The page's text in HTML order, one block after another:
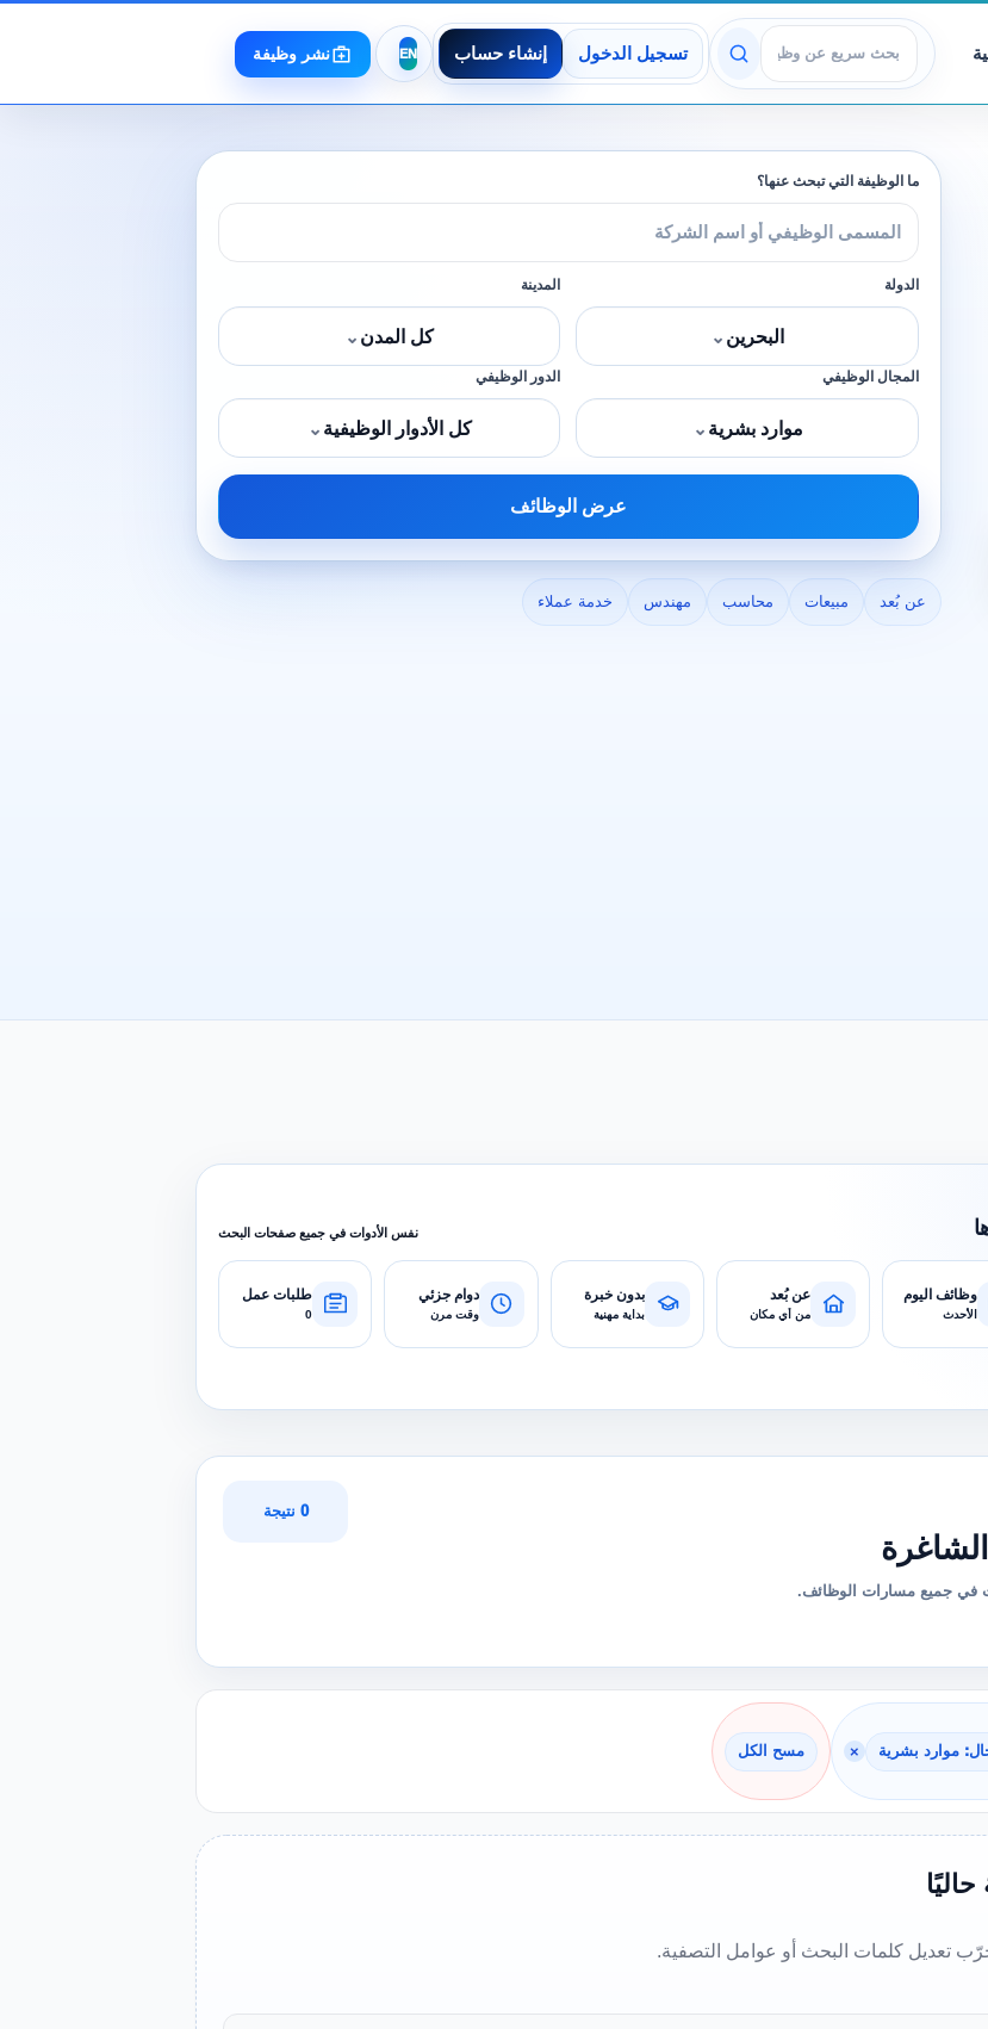
عرض الوظائف
تسجيل الدخول إنشاء حساب نشر وظيفة
ما الوظيفة التي تبحث عنها؟
الدولة
البحرين ⌄
المدينة
كل المدن ⌄
المجال الوظيفي
موارد بشرية ⌄
الدور الوظيفي
كل الأدوار الوظيفية ⌄
عرض الوظائف
عن بُعد مبيعات محاسب مهندس خدمة عملاء
نفس الأدوات في جميع صفحات البحث
وظائف اليوم
الأحدث
عن بُعد
من أي مكان
بدون خبرة
بداية مهنية
دوام جزئي
وقت مرن
طلبات عمل
0
في جميع مسارات الوظائف.
0 نتيجة
موارد بشرية × مسح الكل
جرّب تعديل كلمات البحث أو عوامل التصفية.